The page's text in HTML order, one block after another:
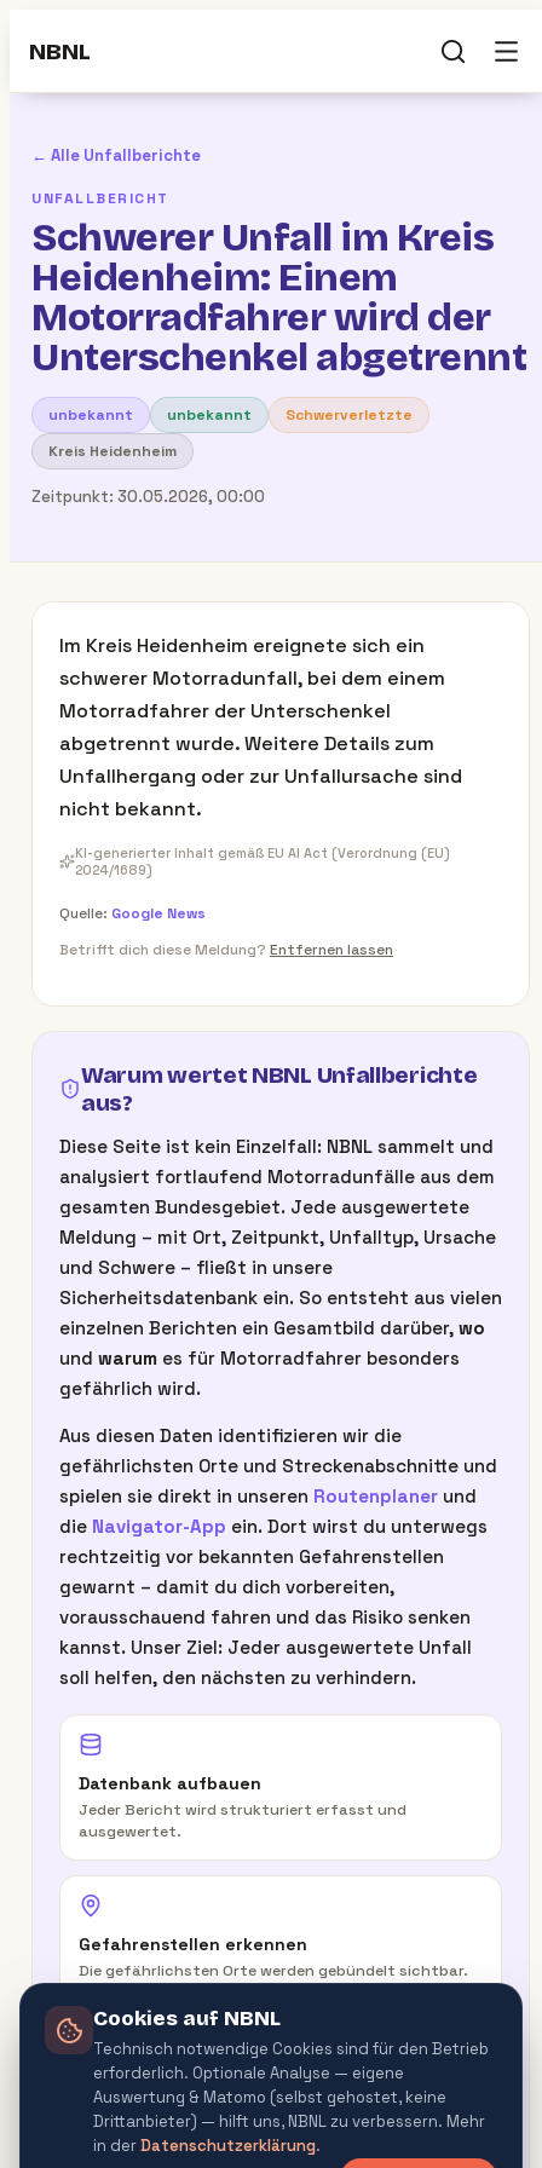
NBNL
← Alle Unfallberichte
UNFALLBERICHT
Schwerer Unfall im Kreis
Heidenheim: Einem
Motorradfahrer wird der
Unterschenkel abgetrennt
unbekannt unbekannt
Schwerverletzte
Kreis Heidenheim
Zeitpunkt: 30.05.2026, 00:00
Im Kreis Heidenheim ereignete sich ein
schwerer Motorradunfall, bei dem einem
Motorradfahrer der Unterschenkel
abgetrennt wurde. Weitere Details zum
Unfallhergang oder zur Unfallursache sind
nicht bekannt.
KI-generierter Inhalt gemäß EU AI Act (Verordnung (EU)
2024/1689)
Quelle: Google News
Betrifft dich diese Meldung? Entfernen lassen
Warum wertet NBNL Unfallberichte
aus?
Diese Seite ist kein Einzelfall: NBNL sammelt und
analysiert fortlaufend Motorradunfälle aus dem
gesamten Bundesgebiet. Jede ausgewertete
Meldung – mit Ort, Zeitpunkt, Unfalltyp, Ursache
und Schwere – fließt in unsere
Sicherheitsdatenbank ein. So entsteht aus vielen
einzelnen Berichten ein Gesamtbild darüber, wo
und warum es für Motorradfahrer besonders
gefährlich wird.
Aus diesen Daten identifizieren wir die
gefährlichsten Orte und Streckenabschnitte und
spielen sie direkt in unseren Routenplaner und
die Navigator-App ein. Dort wirst du unterwegs
rechtzeitig vor bekannten Gefahrenstellen
gewarnt – damit du dich vorbereiten,
vorausschauend fahren und das Risiko senken
kannst. Unser Ziel: Jeder ausgewertete Unfall
soll helfen, den nächsten zu verhindern.
Datenbank aufbauen
Jeder Bericht wird strukturiert erfasst und
ausgewertet.
Gefahrenstellen erkennen
Die gefährlichsten Orte werden gebündelt sichtbar.
In der Route warnen
Routenplaner & Navigator warnen vor
Gefahrenquellen.
Cookies auf NBNL
Technisch notwendige Cookies sind für den Betrieb
erforderlich. Optionale Analyse — eigene
Auswertung & Matomo (selbst gehostet, keine
Drittanbieter) — hilft uns, NBNL zu verbessern. Mehr
in derDatenschutzerklärung.